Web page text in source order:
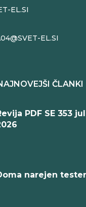
EL.SI
EL.SI
ČLANKI
PDF SE 353
narejen